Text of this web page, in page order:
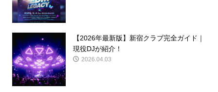
【2026年最新版】新宿クラブ完全ガイド｜
現役DJが紹介！
2026.04.03